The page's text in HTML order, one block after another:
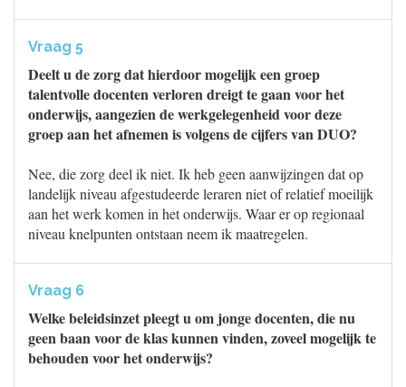
Vraag 5
Deelt u de zorg dat hierdoor mogelijk een groep
talentvolle docenten verloren dreigt te gaan voor het
onderwijs, aangezien de werkgelegenheid voor deze
groep aan het afnemen is volgens de cijfers van DUO?
Nee, die zorg deel ik niet. Ik heb geen aanwijzingen dat op
landelijk niveau afgestudeerde leraren niet of relatief moeilijk
aan het werk komen in het onderwijs. Waar er op regionaal
niveau knelpunten ontstaan neem ik maatregelen.
Vraag 6
Welke beleidsinzet pleegt u om jonge docenten, die nu
geen baan voor de klas kunnen vinden, zoveel mogelijk te
behouden voor het onderwijs?